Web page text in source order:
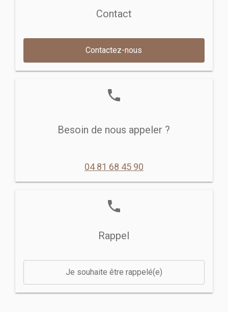
Contact
Contactez-nous
phone
Besoin de nous appeler ?
04 81 68 45 90
phone
Rappel
Je souhaite être rappelé(e)